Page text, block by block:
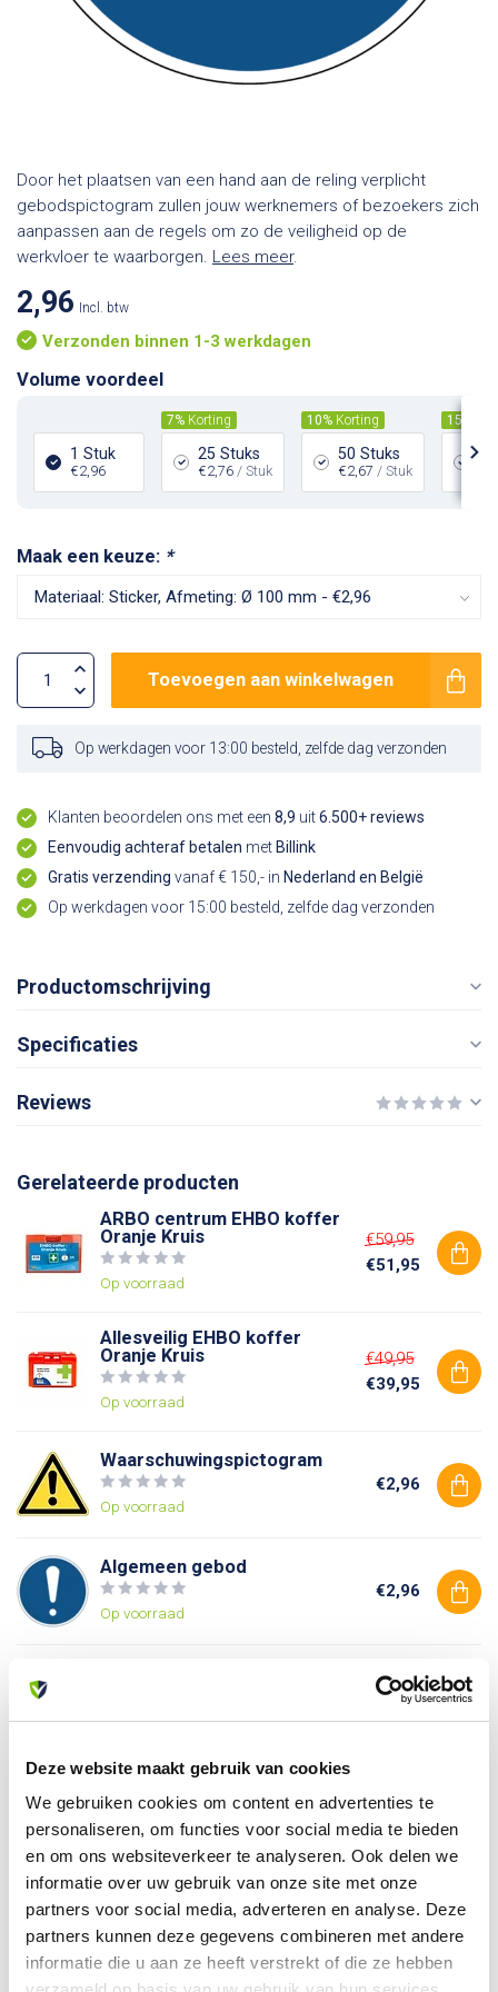
Deze website maakt gebruik van cookies
We gebruiken cookies om content en advertenties te
personaliseren, om functies voor social media te bieden
en om ons websiteverkeer te analyseren. Ook delen we
informatie over uw gebruik van onze site met onze
partners voor social media, adverteren en analyse. Deze
partners kunnen deze gegevens combineren met andere
informatie die u aan ze heeft verstrekt of die ze hebben
Door het plaatsen van een hand aan de reling verplicht
gebodspictogram zullen jouw werknemers of bezoekers zich
aanpassen aan de regels om zo de veiligheid op de
werkvloer te waarborgen. Lees meer.
2,96 Incl. btw
Verzonden binnen 1-3 werkdagen
Volume voordeel
1 Stuk
€2,96
7% Korting
25 Stuks
€2,76 / Stuk
10% Korting
50 Stuks
€2,67 / Stuk
15%
Maak een keuze: *
Toevoegen aan winkelwagen
Op werkdagen voor 13:00 besteld, zelfde dag verzonden
Klanten beoordelen ons met een 8,9 uit6.500+ reviews
Eenvoudig achteraf betalen met Billink
Gratis verzending vanaf € 150,- in Nederland en België
Op werkdagen voor 15:00 besteld, zelfde dag verzonden
Productomschrijving
Specificaties
Reviews
Gerelateerde producten
ARBO centrum EHBO koffer
Oranje Kruis
Op voorraad
€59,95
€51,95
Allesveilig EHBO koffer
Oranje Kruis
Op voorraad
€49,95
€39,95
Waarschuwingspictogram
Op voorraad
€2,96
Algemeen gebod
Op voorraad
€2,96
€2,96
Heb je vragen over dit product?
Of heb je hulp nodig bij je bestelling? Neem contact op
met onze klantenservice. We helpen je graag verder!
info@allesveilig.nl
+31 (0) 6 82095086